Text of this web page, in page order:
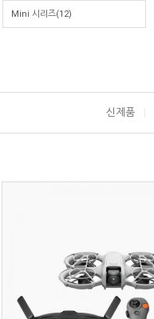
Mini 시리즈(12)
신제품